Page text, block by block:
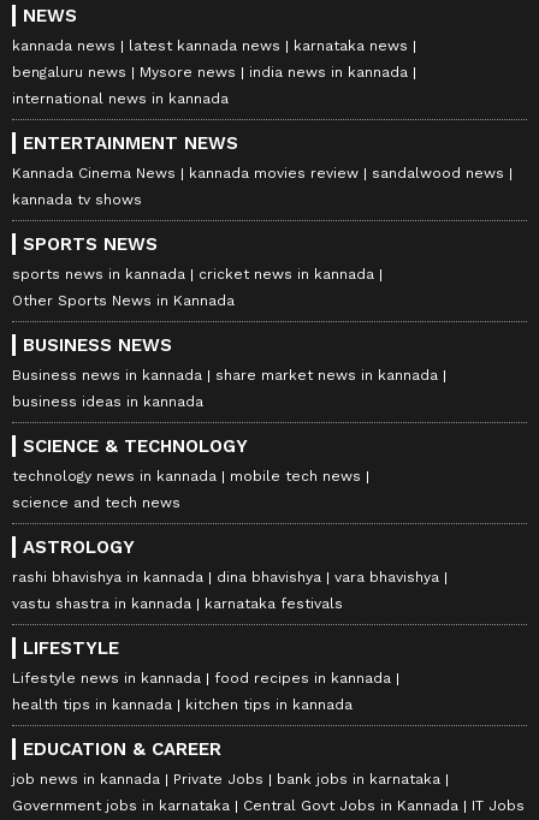
NEWS
kannada news latest kannada news
karnataka news
bengaluru news
Mysore news
india news in kannada
international news in kannada
ENTERTAINMENT NEWS
Kannada Cinema News kannada movies review
sandalwood news
kannada tv shows
SPORTS NEWS
sports news in kannada
cricket news in kannada
Other Sports News in Kannada
BUSINESS NEWS
Business news in kannada
share market news in kannada
business ideas in kannada
SCIENCE & TECHNOLOGY
technology news in kannada
mobile tech news
science and tech news
ASTROLOGY
rashi bhavishya in kannada dina bhavishya
vara bhavishya
vastu shastra in kannada
karnataka festivals
LIFESTYLE
Lifestyle news in kannada
food recipes in kannada
health tips in kannada
kitchen tips in kannada
EDUCATION & CAREER
job news in kannada Private Jobs
bank jobs in karnataka
Government jobs in karnataka
Central Govt Jobs in Kannada IT Jobs